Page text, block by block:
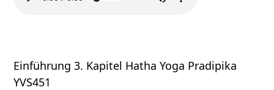
Einführung 3. Kapitel Hatha Yoga Pradipika
YVS451